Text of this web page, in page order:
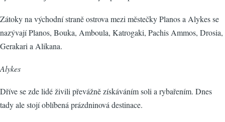
Zátoky na východní straně ostrova mezi městečky Planos a Alykes se
nazývají Planos, Bouka, Amboula, Katrogaki, Pachis Ammos, Drosia,
Gerakari a Alikana.
Alykes
Dříve se zde lidé živili převážně získáváním soli a rybařením. Dnes
tady ale stojí oblíbená prázdninová destinace.